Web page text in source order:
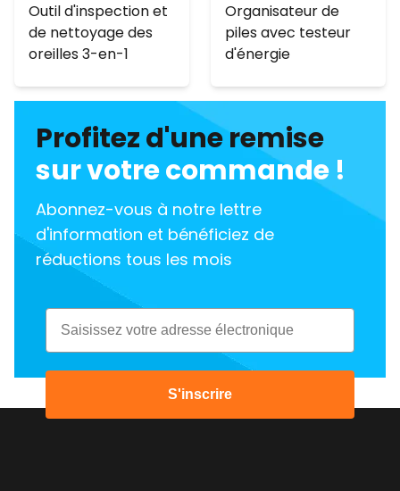
Outil d'inspection et
de nettoyage des
oreilles 3-en-1
Organisateur de
piles avec testeur
d'énergie
Profitez d'une remise
sur votre commande !
Abonnez-vous à notre lettre
d'information et bénéficiez de
réductions tous les mois
Email
S'inscrire